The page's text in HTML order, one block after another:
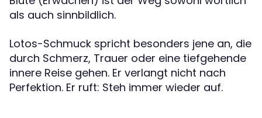
als auch sinnbildlich.
Lotos-Schmuck spricht besonders jene an, die
durch Schmerz, Trauer oder eine tiefgehende
innere Reise gehen. Er verlangt nicht nach
Perfektion. Er ruft: Steh immer wieder auf.